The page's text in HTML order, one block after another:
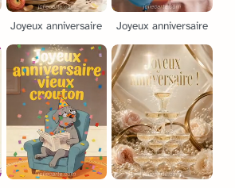
Joyeux anniversaire Joyeux anniversaire